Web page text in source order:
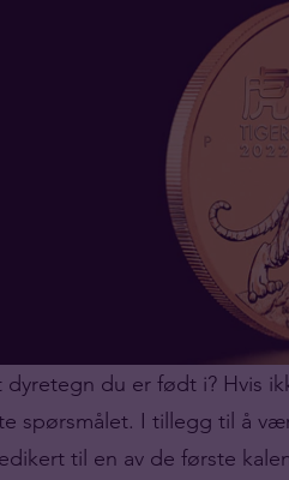
dyretegn du er født i? Hvis
spørsmålet. I tillegg til å
til en av de første